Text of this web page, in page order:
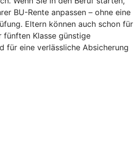
BU-Rente anpassen – ohne eine
Eltern können auch schon für
fünften Klasse günstige
für eine verlässliche Absicherung